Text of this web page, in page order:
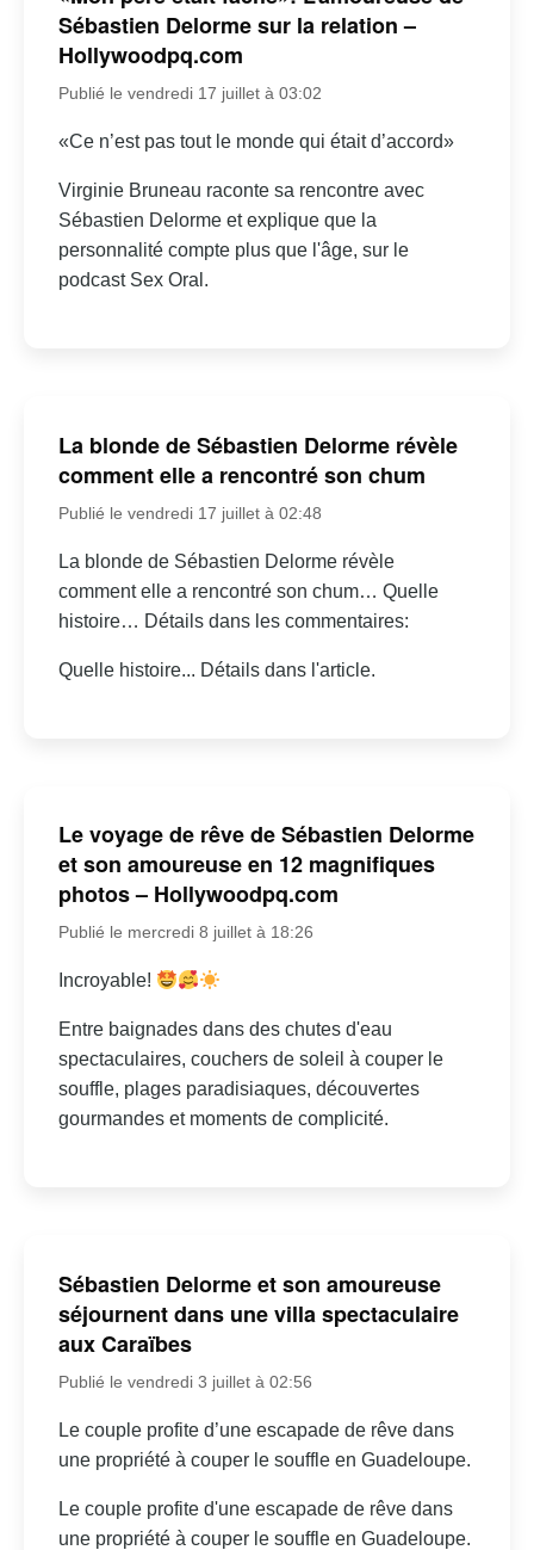
Sébastien Delorme sur la relation –
Hollywoodpq.com
Publié le vendredi 17 juillet à 03:02
«Ce n’est pas tout le monde qui était d’accord»
Virginie Bruneau raconte sa rencontre avec
Sébastien Delorme et explique que la
personnalité compte plus que l'âge, sur le
podcast Sex Oral.
La blonde de Sébastien Delorme révèle
comment elle a rencontré son chum
Publié le vendredi 17 juillet à 02:48
La blonde de Sébastien Delorme révèle
comment elle a rencontré son chum… Quelle
histoire… Détails dans les commentaires:
Quelle histoire... Détails dans l'article.
Le voyage de rêve de Sébastien Delorme
et son amoureuse en 12 magnifiques
photos – Hollywoodpq.com
Publié le mercredi 8 juillet à 18:26
Incroyable!
Entre baignades dans des chutes d'eau
spectaculaires, couchers de soleil à couper le
souffle, plages paradisiaques, découvertes
gourmandes et moments de complicité.
Sébastien Delorme et son amoureuse
séjournent dans une villa spectaculaire
aux Caraïbes
Publié le vendredi 3 juillet à 02:56
Le couple profite d’une escapade de rêve dans
une propriété à couper le souffle en Guadeloupe.
Le couple profite d'une escapade de rêve dans
une propriété à couper le souffle en Guadeloupe.